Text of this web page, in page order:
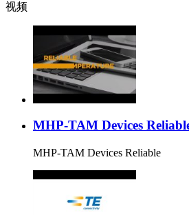
视频
MHP-TAM Devices
MHP-TAM Devices Reliable